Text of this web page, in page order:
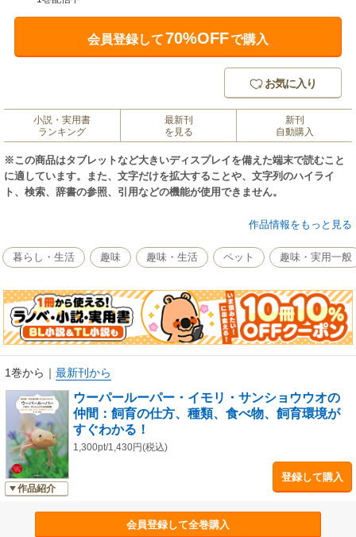
会員登録して70%OFFで購入
お気に入り
小説・実用書
ランキング
最新刊
を見る
新刊
自動購入
※この商品はタブレットなど大きいディスプレイを備えた端末で読むこと
に適しています。また、文字だけを拡大することや、文字列のハイライ
ト、検索、辞書の参照、引用などの機能が使用できません。
飼育未経験の人でも思わず飼ってみたくなるウーパールーパーをはじめ、
類の飼育のしかたについて、わかりやすく解説した初心者向け飼育書で
す。
飼育の仕方から飼育環境の整え方、餌などについて写真やイラストで紹
介。
ビギナーでもわかりやすく解説します。
作品情報をもっと見る
暮らし・生活 趣味 趣味・生活 ペット 趣味・実用一般
1巻から ｜ 最新刊から
作品紹介
ウーパールーパー・イモリ・サンショウウオの
仲間：飼育の仕方、種類、食べ物、飼育環境が
すぐわかる！
1,300pt/1,430円(税込)
登録して購入
会員登録して全巻購入